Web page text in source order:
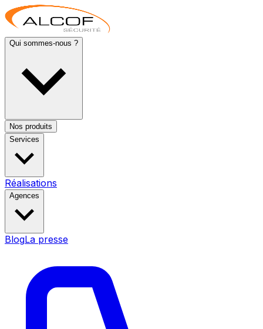
Qui sommes-nous ?
Nos produits
Services
Réalisations
Agences
BlogLa presse